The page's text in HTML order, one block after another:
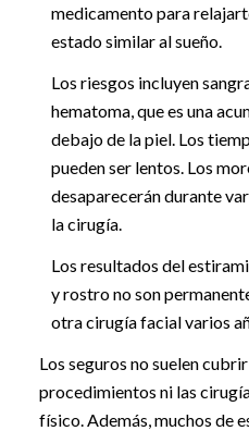
medicamento para
estado similar al sueño.
Los riesgos incluyen
hematoma, que es una
debajo de la piel. Los
pueden ser lentos. Los
desaparecerán durante
la cirugía.
Los resultados del
y rostro no son
otra cirugía facial varios
Los seguros no suelen
procedimientos ni las
físico. Además, muchos de